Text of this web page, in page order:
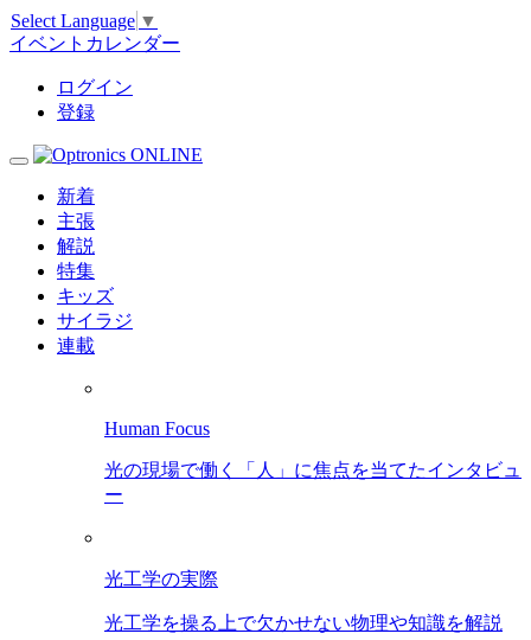
Select Language ▼
イベントカレンダー
ログイン
登録
新着
主張
解説
特集
キッズ
サイラジ
連載
Human Focus
光の現場で働く「人」に焦点を当てたインタビュ
ー
光工学の実際
光工学を操る上で欠かせない物理や知識を解説